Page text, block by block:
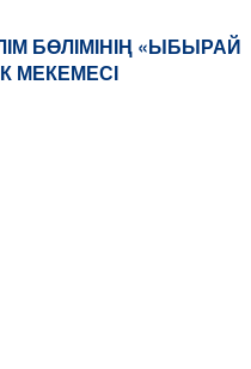
БӨЛІМІНІҢ «ЫБЫРАЙ
МЕКЕМЕСІ